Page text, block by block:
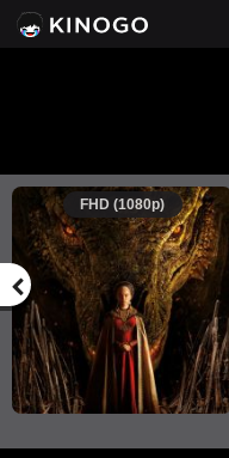
FHD (1080p)